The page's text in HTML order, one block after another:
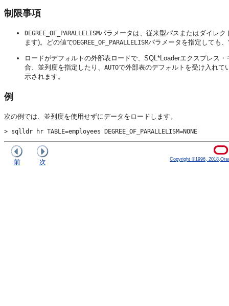
制限事項
DEGREE_OF_PARALLELISMパラメータは、従来型パスまたはダイレ
ます)。どの値でDEGREE_OF_PARALLELISMパラメータを指定しても
ロードがデフォルトの外部表ロードで、SQL*Loaderエクスプレス
合、並列度を指定したり、 AUTOで外部表のデフォルトを受け入れて
示されます。
例
次の例では、並列度を使用せずにデータをロードします。
> sqlldr hr TABLE=employees DEGREE_OF_PARALLELISM=NONE
前 次 Copyright ©1996,